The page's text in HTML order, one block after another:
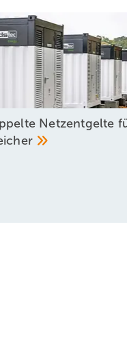
Netzentgelte